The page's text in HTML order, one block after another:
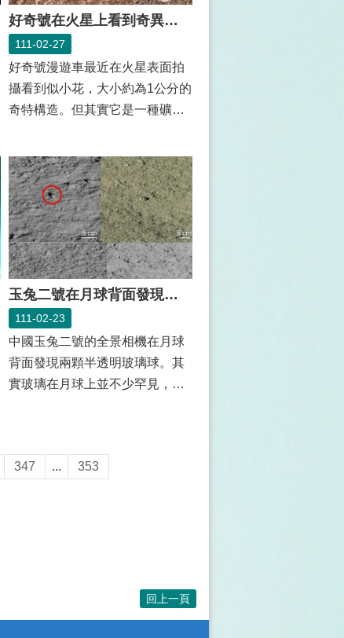
好奇號在火星上看到奇異小花?
111-02-27
好奇號漫遊車最近在火星表面拍
攝看到似小花，大小約為1公分的
奇特構造。但其實它是一種礦物
玉兔二號在月球背面發現神秘玻璃球
111-02-23
中國玉兔二號的全景相機在月球
背面發現兩顆半透明玻璃球。其
實玻璃在月球上並不少罕見，它
347 ... 353
回上一頁